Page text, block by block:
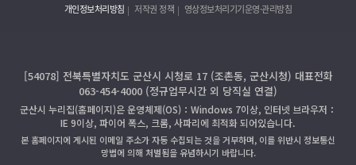
개인정보처리방침 저작권 정책 영상정보처리기기운영·관리방침
[54078] 전북특별자치도 군산시 시청로 17 (조촌동, 군산시청) 대표전화
063-454-4000 (정규업무시간 외 당직실 연결)
군산시 누리집(홈페이지)은 운영체제(OS)：Windows 7이상, 인터넷 브라우저：
IE 9이상, 파이어 폭스, 크롬, 사파리에 최적화 되어있습니다.
본 홈페이지에 게시된 이메일 주소가 자동 수집되는 것을 거부하며, 이를 위반시 정보통신
망법에 의해 처벌됨을 유념하시기 바랍니다.